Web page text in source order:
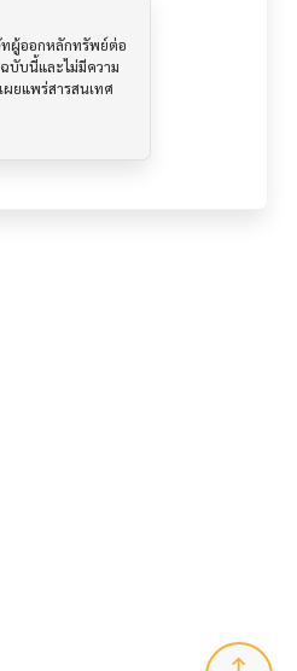
ทผู้ออกหลักทรัพย์ต่อ
บับนี้และไม่มีความ
ยแพร่สารสนเทศ